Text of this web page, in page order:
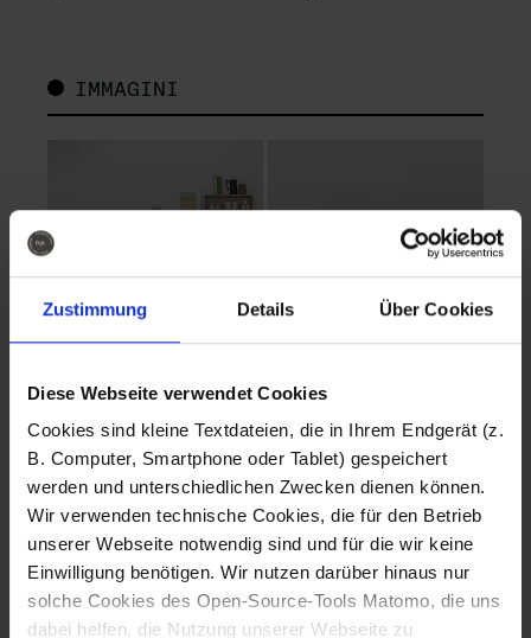
Zustimmung Details Über Cookies
Diese Webseite verwendet Cookies
Cookies sind kleine Textdateien, die in Ihrem Endgerät (z.
B. Computer, Smartphone oder Tablet) gespeichert
werden und unterschiedlichen Zwecken dienen können.
Wir verwenden technische Cookies, die für den Betrieb
unserer Webseite notwendig sind und für die wir keine
Einwilligung benötigen. Wir nutzen darüber hinaus nur
solche Cookies des Open-Source-Tools Matomo, die uns
dabei helfen, die Nutzung unserer Webseite zu
IMMAGINI
Fotografo: Lorenz
Sternbach
Download
Fotografo: Lorenz
Sternbach
Download